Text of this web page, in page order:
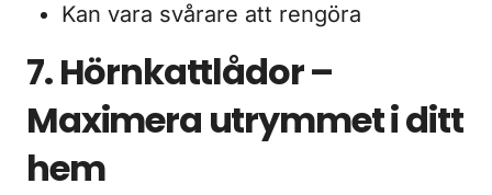
Kan vara svårare att rengöra
7. Hörnkattlådor –
Maximera utrymmet i ditt
hem